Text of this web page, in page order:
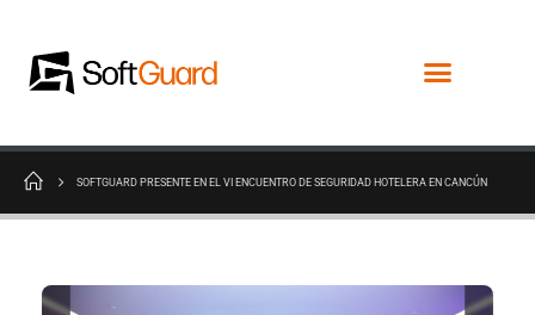
SOFTGUARD PRESENTE EN EL VI ENCUENTRO DE SEGURIDAD HOTELERA EN CANCÚN